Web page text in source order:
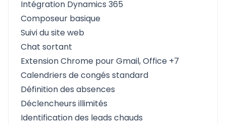
Intégration Dynamics 365
Composeur basique
Suivi du site web
Chat sortant
Extension Chrome pour Gmail, Office +7
Calendriers de congés standard
Définition des absences
Déclencheurs illimités
Identification des leads chauds